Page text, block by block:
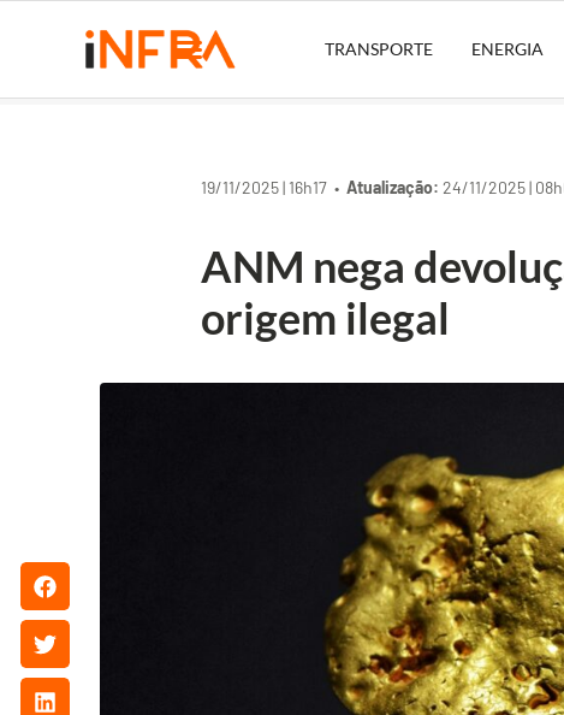
TRANSPORTE ENERGIA
19/11/2025 | 16h17 •Atualização: 24/11/2025 |
ANM nega
origem ilegal